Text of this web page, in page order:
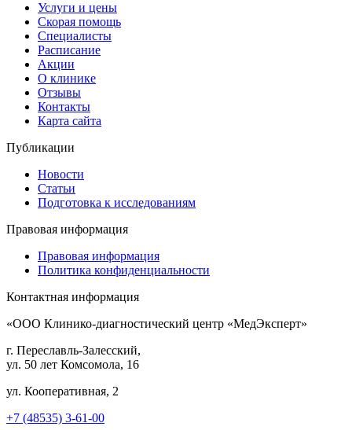
Услуги и цены
Скорая помощь
Специалисты
Расписание
Акции
О клинике
Отзывы
Контакты
Карта сайта
Публикации
Новости
Статьи
Подготовка к исследованиям
Правовая информация
Правовая информация
Политика конфиденциальности
Контактная информация
«ООО Клинико-диагностический центр «МедЭксперт»
г. Переславль-Залесский,
ул. 50 лет Комсомола, 16
ул. Кооперативная, 2
+7 (48535) 3-61-00